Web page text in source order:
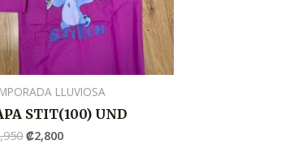
LLUVIOSA
STIT(100) UND
₡2,800